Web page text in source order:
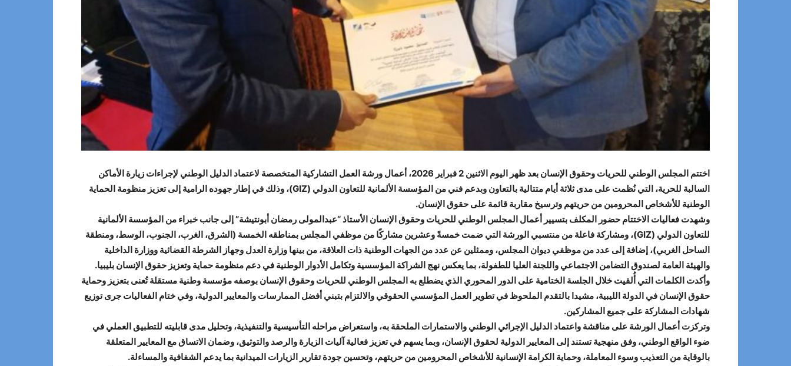
اختتم المجلس الوطني للحريات وحقوق الإنسان بعد ظهر اليوم الاثنين 2 فبراير 2026، أعمال ورشة العمل التشاركية المتخصصة لاعتماد الدليل الوطني لإجراءات زيارة الأماكن
السالبة للحرية، التي نُظمت على مدى ثلاثة أيام متتالية بالتعاون وبدعم فني من المؤسسة الألمانية للتعاون الدولي (GIZ)، وذلك في إطار جهوده الرامية إلى تعزيز منظومة الحماية
الوطنية للأشخاص المحرومين من حريتهم وترسيخ مقاربة قائمة على حقوق الإنسان.
وشهدت فعاليات الاختتام حضور المكلف بتسيير أعمال المجلس الوطني للحريات وحقوق الإنسان الأستاذ “عبدالمولى رمضان أبونتيشة” إلى جانب خبراء من المؤسسة الألمانية
للتعاون الدولي (GIZ)، ومشاركة فاعلة من منتسبي الورشة التي ضمت خمسةً وعشرين مشاركًا من موظفي المجلس بمناطقه الخمسة (الشرق، الغرب، الجنوب، الوسط، ومنطقة
الساحل الغربي)، إضافة إلى عدد من موظفي ديوان المجلس، وممثلين عن عدد من الجهات الوطنية ذات العلاقة، من بينها وزارة العدل وجهاز الشرطة القضائية ووزارة الداخلية
والهيئة العامة لصندوق التضامن الاجتماعي واللجنة العليا للطفولة، بما يعكس نهج الشراكة المؤسسية وتكامل الأدوار الوطنية في دعم منظومة حماية وتعزيز حقوق الإنسان بليبيا.
وأكدت الكلمات التي أُلقيت خلال الجلسة الختامية على الدور المحوري الذي يضطلع به المجلس الوطني للحريات وحقوق الإنسان بوصفه مؤسسة وطنية مستقلة تُعنى بتعزيز وحماية
حقوق الإنسان في الدولة الليبية، مشيدا بالتقدم الملحوظ في تطوير العمل المؤسسي الحقوقي والالتزام بتبني أفضل الممارسات والمعايير الدولية، وفي ختام الفعاليات جرى توزيع
شهادات المشاركة على جميع المشاركين.
وتركزت أعمال الورشة على مناقشة واعتماد الدليل الإجرائي الوطني والاستمارات الملحقة به، واستعراض مراحله التأسيسية والتنفيذية، وتحليل مدى قابليته للتطبيق العملي في
ضوء الواقع الوطني، وفق منهجية تستند إلى المعايير الدولية لحقوق الإنسان، وبما يسهم في تعزيز فعالية آليات الزيارة والرصد والتوثيق، وضمان الاتساق مع المعايير المتعلقة
بالوقاية من التعذيب وسوء المعاملة، وحماية الكرامة الإنسانية للأشخاص المحرومين من حريتهم، وتحسين جودة تقارير الزيارات الميدانية بما يدعم الشفافية والمساءلة.